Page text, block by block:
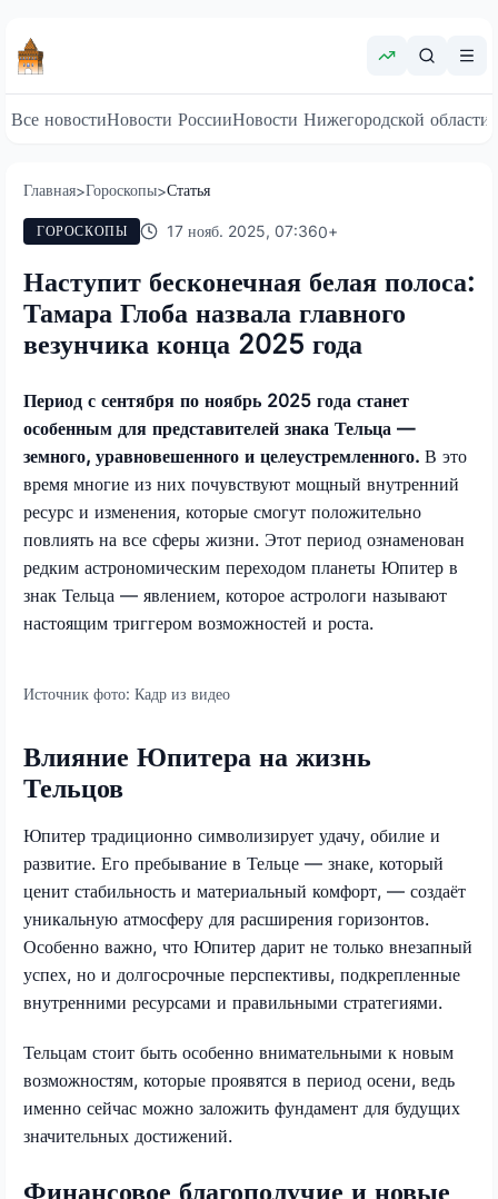
Все новостиНовости РоссииНовости Нижегородской области
Главная>Гороскопы>Статья
ГОРОСКОПЫ 17 нояб. 2025, 07:360+
Наступит бесконечная белая полоса:
Тамара Глоба назвала главного
везунчика конца 2025 года
Период с сентября по ноябрь 2025 года станет
особенным для представителей знака Тельца —
земного, уравновешенного и целеустремленного. В это
время многие из них почувствуют мощный внутренний
ресурс и изменения, которые смогут положительно
повлиять на все сферы жизни. Этот период ознаменован
редким астрономическим переходом планеты Юпитер в
знак Тельца — явлением, которое астрологи называют
настоящим триггером возможностей и роста.
Источник фото: Кадр из видео
Влияние Юпитера на жизнь
Тельцов
Юпитер традиционно символизирует удачу, обилие и
развитие. Его пребывание в Тельце — знаке, который
ценит стабильность и материальный комфорт, — создаёт
уникальную атмосферу для расширения горизонтов.
Особенно важно, что Юпитер дарит не только внезапный
успех, но и долгосрочные перспективы, подкрепленные
внутренними ресурсами и правильными стратегиями.
Тельцам стоит быть особенно внимательными к новым
возможностям, которые проявятся в период осени, ведь
именно сейчас можно заложить фундамент для будущих
значительных достижений.
Финансовое благополучие и новые